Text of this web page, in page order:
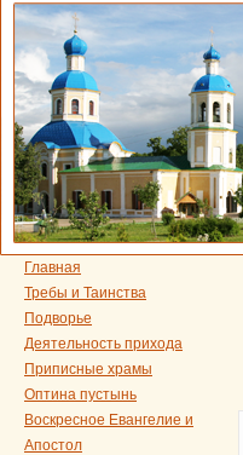
Главная
Требы и Таинства
Подворье
Деятельность прихода
Приписные храмы
Оптина пустынь
Воскресное Евангелие и
Апостол